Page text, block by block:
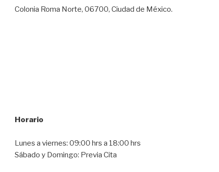
Colonia Roma Norte, 06700, Ciudad de México.
Horario
Lunes a viernes: 09:00 hrs a 18:00 hrs
Sábado y Domingo: Previa Cita